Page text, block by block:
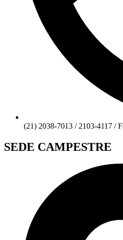
(21) 2038-7013 / 2103-4117 /
SEDE CAMPESTRE